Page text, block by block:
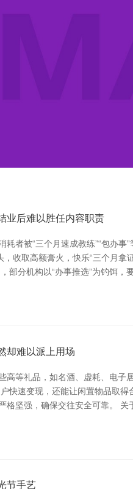
业后难以胜任内容职责
耗者被“三个月速成教练”“包办
，收取高额膏火，快乐“三个月
部分机构以“办事推选”为钓饵
却难以派上用场
高等礼品，如名酒、虚耗、电
快速变现，还能让闲置物品取
格坚强，确保交往安全可靠。
节手艺